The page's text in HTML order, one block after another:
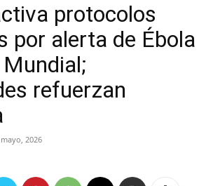
protocolos
por alerta de Ébola
refuerzan
2026